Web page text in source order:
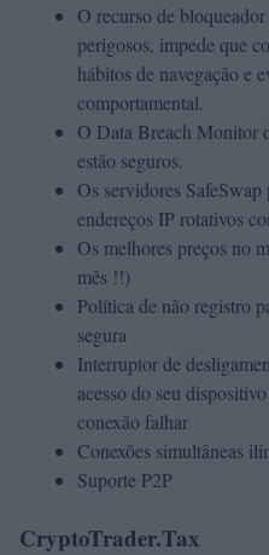
O recurso de
perigosos, impede que
hábitos de navegação e
comportamental.
O Data Breach Monitor
estão seguros.
Os servidores
endereços IP rotativos
Os melhores preços no
mês !!)
Política de não registro
segura
Interruptor de
acesso do seu
conexão falhar
Conexões simultâneas
Suporte P2P
CryptoTrader.Tax